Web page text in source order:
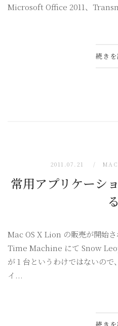
Microsoft Office 2011、
続き
2011.07.21
常用アプリケーシ
る
Mac OS X Lion の販売が開始
Time Machine にて Snow
が 1 台というわけではないの
イ...